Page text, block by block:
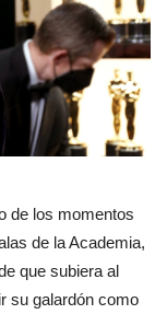
de los momentos
de la Academia,
que subiera al
su galardón como